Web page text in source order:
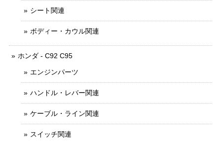
シート関連
ボディー・カウル関連
ホンダ - C92 C95
エンジンパーツ
ハンドル・レバー関連
ケーブル・ライン関連
スイッチ関連